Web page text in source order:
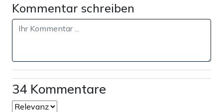
Kommentar schreiben
34 Kommentare